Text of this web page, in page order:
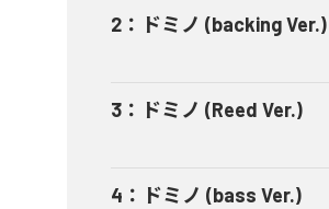
2 ： ドミノ (backing Ver.)
3 ： ドミノ (Reed Ver.)
4 ： ドミノ (bass Ver.)